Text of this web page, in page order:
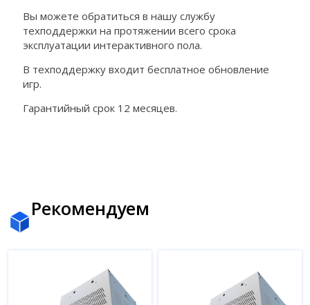
Вы можете обратиться в нашу службу
техподдержки на протяжении всего срока
эксплуатации интерактивного пола.
В техподдержку входит бесплатное обновление
игр.
Гарантийный срок 12 месяцев.
Рекомендуем